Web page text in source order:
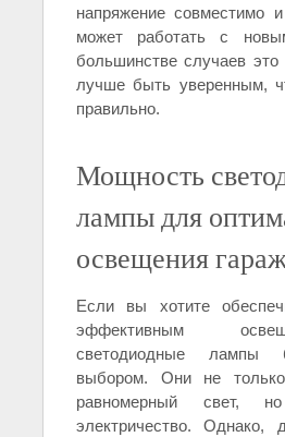
напряжение совместимо
может работать с
большинстве случаев
лучше быть уверенным,
правильно.
Мощность
лампы для
освещения
Если вы хотите
эффективным
светодиодные лампы
выбором. Они не
равномерный свет,
электричество. Однако,